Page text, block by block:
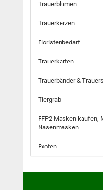
Trauerblumen
Trauerkerzen
Floristenbedarf
Trauerkarten
Trauerbänder &
Tiergrab
FFP2 Masken kaufen,
Nasenmasken
Exoten